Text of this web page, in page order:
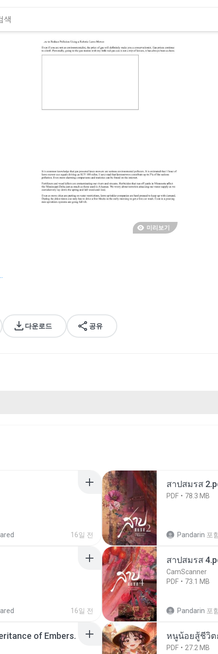
미리보기
다운로드 공유
16일 전
สาปสมรส
PDF 78.3 MB
Pandarin 포
16일 전
สาปสมรส
CamScanner
PDF
73.1 MB
Pandarin 포
of Embers. หนูน้อยสู้ชีวิต
PDF 27.2 MB